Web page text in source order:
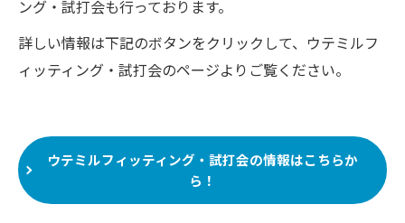
ング・試打会も行っております。
詳しい情報は下記のボタンをクリックして、ウテミルフ
ィッティング・試打会のページよりご覧ください。
ウテミルフィッティング・試打会の情報はこちらか
ら！